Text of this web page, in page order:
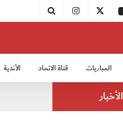
المباريات قناة الاتحاد الأندية
الأخبار